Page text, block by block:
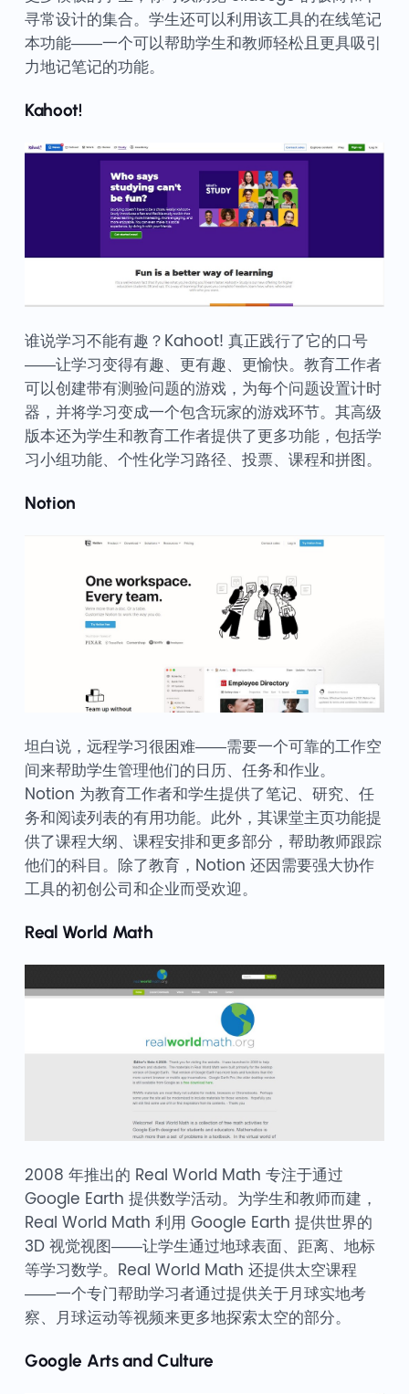
寻常设计的集合。学生还可以利用该工具的在线笔记
本功能——一个可以帮助学生和教师轻松且更具吸引
力地记笔记的功能。
Kahoot!
谁说学习不能有趣？Kahoot! 真正践行了它的口号
——让学习变得有趣、更有趣、更愉快。教育工作者
可以创建带有测验问题的游戏，为每个问题设置计时
器，并将学习变成一个包含玩家的游戏环节。其高级
版本还为学生和教育工作者提供了更多功能，包括学
习小组功能、个性化学习路径、投票、课程和拼图。
Notion
坦白说，远程学习很困难——需要一个可靠的工作空
间来帮助学生管理他们的日历、任务和作业。
Notion 为教育工作者和学生提供了笔记、研究、任
务和阅读列表的有用功能。此外，其课堂主页功能提
供了课程大纲、课程安排和更多部分，帮助教师跟踪
他们的科目。除了教育，Notion 还因需要强大协作
工具的初创公司和企业而受欢迎。
Real World Math
2008 年推出的 Real World Math 专注于通过
Google Earth 提供数学活动。为学生和教师而建，
Real World Math 利用 Google Earth 提供世界的
3D 视觉视图——让学生通过地球表面、距离、地标
等学习数学。Real World Math 还提供太空课程
——一个专门帮助学习者通过提供关于月球实地考
察、月球运动等视频来更多地探索太空的部分。
Google Arts and Culture